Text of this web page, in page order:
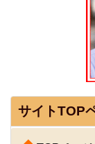
サイトTOP